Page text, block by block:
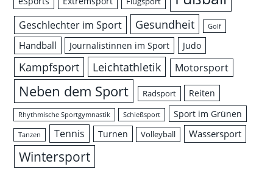
Geschlechter im Sport Gesundheit Golf
Handball Journalistinnen im Sport Judo
Kampfsport Leichtathletik Motorsport
Neben dem Sport Radsport Reiten
Rhythmische Sportgymnastik Schießsport Sport im Grünen
Tanzen Tennis Turnen Volleyball Wassersport
Wintersport